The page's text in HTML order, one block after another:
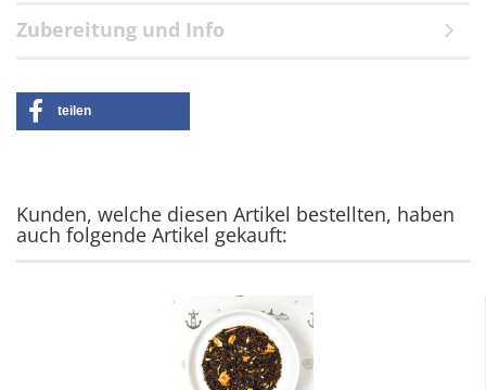
Zubereitung und Info
teilen
Kunden, welche diesen Artikel bestellten, haben
auch folgende Artikel gekauft: